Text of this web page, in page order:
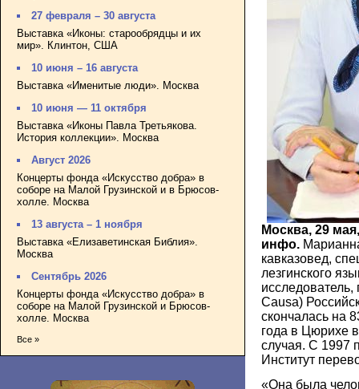
27 февраля – 30 августа
Выставка «Иконы: старообрядцы и их
мир». Клинтон, США
10 июня – 16 августа
Выставка «Именитые люди». Москва
10 июня — 11 октября
Выставка «Иконы Павла Третьякова.
История коллекции». Москва
Август 2026
Концерты фонда «Искусство добра» в
соборе на Малой Грузинской и в Брюсов-
холле. Москва
13 августа – 1 ноября
Выставка «Елизаветинская Библия».
Москва
Сентябрь 2026
Концерты фонда «Искусство добра» в
соборе на Малой Грузинской и Брюсов-
холле. Москва
Все »
Москва, 29
инфо.
кавказовед,
лезгинского
Causa)
скончалась на
года в Цюрихе в
случая. С 1997
Институт
«Она была